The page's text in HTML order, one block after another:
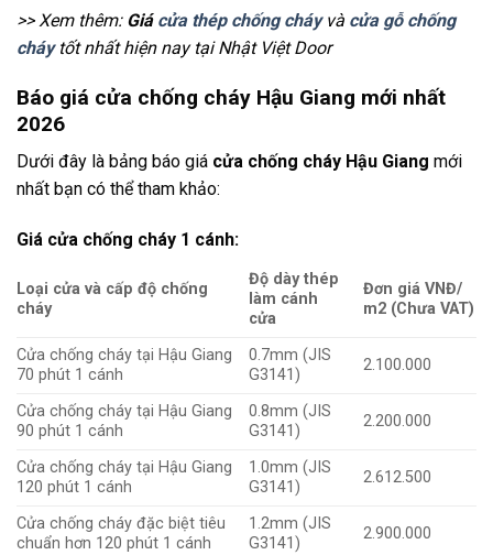
>> Xem thêm: Giá cửa thép chống cháyvà cửa gỗ chống
cháytốt nhất hiện nay tại Nhật Việt Door
Báo giá cửa chống cháy Hậu Giang mới nhất
2026
Dưới đây là bảng báo giá cửa chống cháy Hậu Giang mới
nhất bạn có thể tham khảo:
Giá cửa chống cháy 1 cánh:
Loại cửa và cấp độ chống
cháy
Độ dày thép
làm cánh
cửa
Đơn giá VNĐ/
m2 (Chưa VAT)
Cửa chống cháy tại Hậu Giang
70 phút 1 cánh
0.7mm (JIS
G3141)
2.100.000
Cửa chống cháy tại Hậu Giang
90 phút 1 cánh
0.8mm (JIS
G3141)
2.200.000
Cửa chống cháy tại Hậu Giang
120 phút 1 cánh
1.0mm (JIS
G3141)
2.612.500
Cửa chống cháy đặc biệt tiêu
chuẩn hơn 120 phút 1 cánh
1.2mm (JIS
G3141)
2.900.000